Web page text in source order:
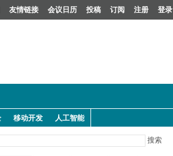
友情链接 会议日历 投稿 订阅 注册 登录
移动开发 人工智能
搜索